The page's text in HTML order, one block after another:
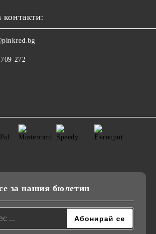
272
за нашия бюлетин